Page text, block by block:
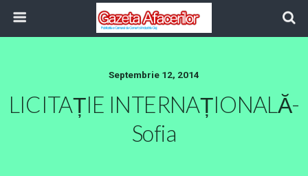
Septembrie 12, 2014
LICITAȚIE INTERNAȚIONALĂ-
Sofia